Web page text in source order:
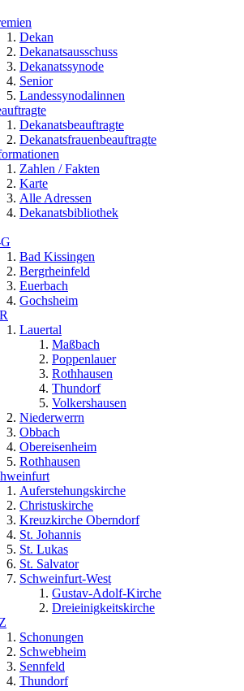
Dekan
Dekanatsausschuss
Dekanatssynode
Senior
Landessynodalinnen
Dekanatsbeauftragte
Dekanatsfrauenbeauftragte
Zahlen / Fakten
Karte
Alle Adressen
Dekanatsbibliothek
Bad Kissingen
Bergrheinfeld
Euerbach
Gochsheim
Lauertal
Maßbach
Poppenlauer
Rothhausen
Thundorf
Volkershausen
Niederwerrn
Obbach
Obereisenheim
Rothhausen
Auferstehungskirche
Christuskirche
Kreuzkirche Oberndorf
St. Johannis
St. Lukas
St. Salvator
Schweinfurt-West
Gustav-Adolf-Kirche
Dreieinigkeitskirche
Schonungen
Schwebheim
Sennfeld
Thundorf